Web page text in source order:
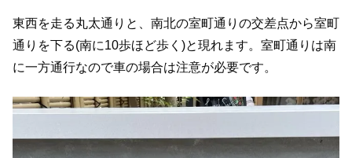
東西を走る丸太通りと、南北の室町通りの交差点から室町
通りを下る(南に10歩ほど歩く)と現れます。室町通りは南
に一方通行なので車の場合は注意が必要です。